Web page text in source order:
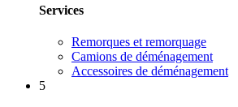
Services
Remorques et remorquage
Camions de déménagement
Accessoires de déménagement
5